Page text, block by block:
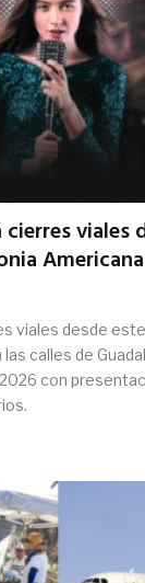
viales
Americana
viales desde
calles de
2026 con